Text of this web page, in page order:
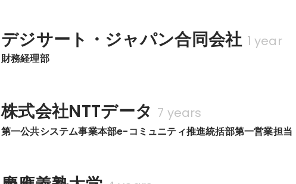
デジサート・ジャパン合同会社 1 year
財務経理部
株式会社NTTデータ 7 years
第一公共システム事業本部e-コミュニティ推進統括部第一営業担当